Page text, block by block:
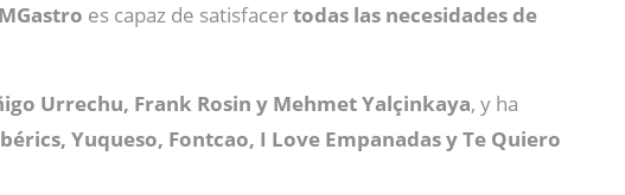
es capaz de satisfacertodas las necesidades de
Urrechu, Frank Rosin y Mehmet Yalçinkaya, y ha
Yuqueso, Fontcao, I Love Empanadas y Te Quiero